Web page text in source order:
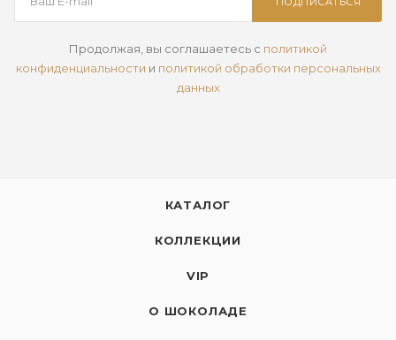
Продолжая, вы соглашаетесь с политикой
конфиденциальности и политикой обработки персональных
данных
КАТАЛОГ
КОЛЛЕКЦИИ
VIP
О ШОКОЛАДЕ